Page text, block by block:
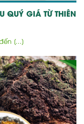
QUÝ GIÁ TỪ THIÊN
[...]